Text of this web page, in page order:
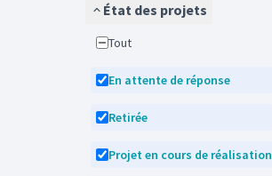
État des projets
Tout
En attente de réponse
Retirée
Projet en cours de réalisation